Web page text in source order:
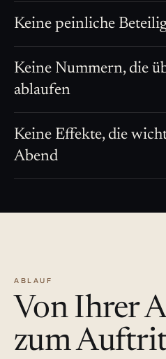
Keine peinliche
Keine Nummern, die
ablaufen
Keine Effekte, die
Abend
ABLAUF
Von Ihrer
zum